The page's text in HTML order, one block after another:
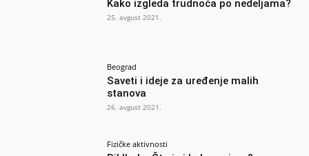
Kako izgleda trudnoća po nedeljama?
25. avgust 2021.
Beograd
Saveti i ideje za uređenje malih
stanova
26. avgust 2021.
Fizičke aktivnosti